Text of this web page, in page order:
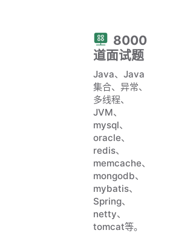
8000
道面试题
Java、Java
集合、异常、
多线程、
JVM、
mysql、
oracle、
redis、
memcache、
mongodb、
mybatis、
Spring、
netty、
tomcat等。